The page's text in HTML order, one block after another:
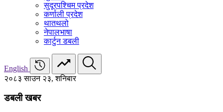
सुदूरपश्चिम प्रदेश
कर्णाली प्रदेश
थातथलो
नेपालभाषा
कार्टुन डबली
English
२०८३ साउन २३, शनिबार
डबली खबर